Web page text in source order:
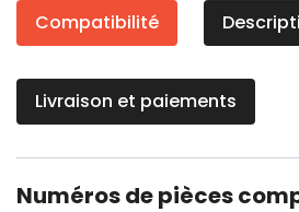
Compatibilité
Livraison et paiements
Numéros de pièces